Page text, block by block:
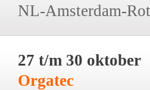
NL-Amsterdam-
27 t/m 30 oktober
Orgatec